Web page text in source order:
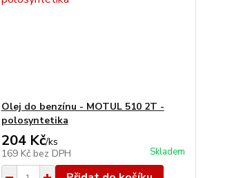
Olej do benzínu - MOTUL 510 2T -
polosyntetika
204 Kč/ks
169 Kč bez DPH Skladem